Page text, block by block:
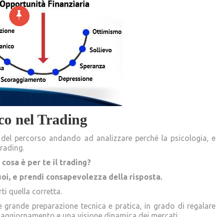
nel Trading
percorso andando ad analizzare perché la psicologia, e
cosa è per te il trading?
e prendi consapevolezza della risposta.
quella corretta.
preparazione tecnica e pratica, in grado di regalare